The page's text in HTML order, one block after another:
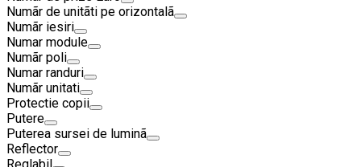
Numãr de unitãti pe orizontalã
Numãr iesiri
Numar module
Numãr poli
Numar randuri
Numãr unitati
Protectie copii
Putere
Puterea sursei de luminã
Reflector